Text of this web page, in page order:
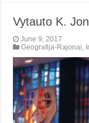
Vytauto K.
June 9, 2017
Geografija-Rajonai,